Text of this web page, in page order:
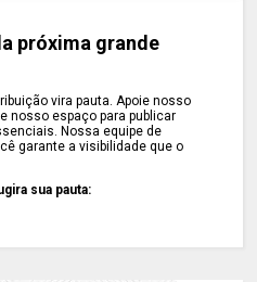
próxima grande
vira pauta. Apoie nosso
nosso espaço para publicar
Nossa equipe de
garante a visibilidade que o
sua pauta: